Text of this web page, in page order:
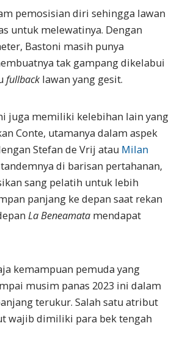
pemosisian diri sehingga lawan
untuk melewatinya. Dengan
Bastoni masih punya
tak gampang dikelabui
fullbacklawan yang gesit.
juga memiliki kelebihan lain yang
Conte, utamanya dalam aspek
Stefan de Vrij atau Milan
di barisan pertahanan,
sang pelatih untuk lebih
panjang ke depan saat rekan
La Beneamata mendapat
kemampuan pemuda yang
musim panas 2023 ini dalam
terukur. Salah satu atribut
wajib dimiliki para bek tengah